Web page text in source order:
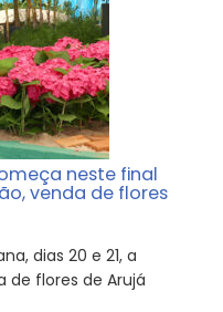
neste final
venda de flores
dias 20 e 21, a
de flores de Arujá